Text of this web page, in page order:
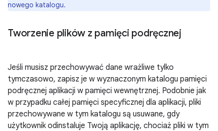
nowego katalogu.
Tworzenie plików z pamięci podręcznej
Jeśli musisz przechowywać dane wrażliwe tylko
tymczasowo, zapisz je w wyznaczonym katalogu pamięci
podręcznej aplikacji w pamięci wewnętrznej. Podobnie jak
w przypadku całej pamięci specyficznej dla aplikacji, pliki
przechowywane w tym katalogu są usuwane, gdy
użytkownik odinstaluje Twoją aplikację, chociaż pliki w tym